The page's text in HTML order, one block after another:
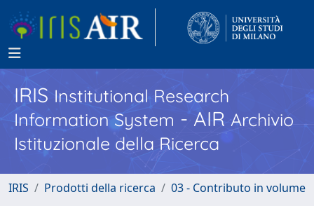
IRISInstitutional Research
Information System - AIR Archivio
Istituzionale della Ricerca
IRIS Prodotti della ricerca 03 - Contributo in volume